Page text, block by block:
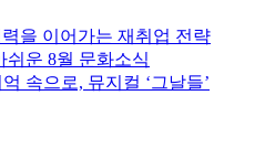
을 이어가는 재취업 전략
쉬운 8월 문화소식
속으로, 뮤지컬 ‘그날들’